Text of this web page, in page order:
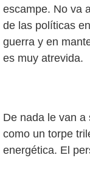
escampe. No va
de las políticas
guerra y en
es muy atrevida.
De nada le van
como un torpe
energética. El